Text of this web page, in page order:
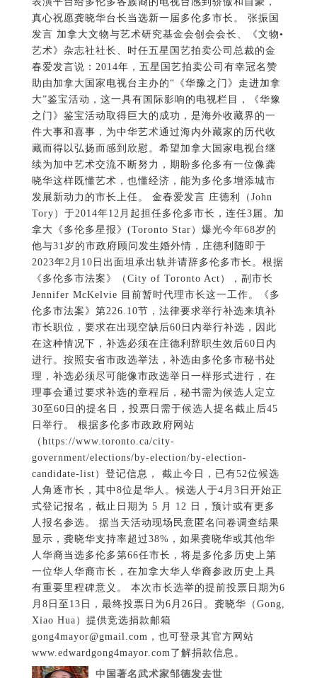
藏而得以弘扬而感到欣慰。希望加拿大国家电视台继
续为加中艺术交流不断努力，期盼多伦多有一位像龚
晓华这样既懂艺术，也懂经济，能为多伦多增添城市
发展新动力的市长上任。 金春爱发言 庄德利（John
Tory）于2014年12月起担任多伦多市长，连任3届。加
拿大《多伦多星报》(Toronto Star）爆光今年68岁的
他与31岁的市政府顾问发生婚外情，庄德利随即于
2023年2月10日出面坦承出轨并请辞多伦多市长。根据
《多伦多市法案》（City of Toronto Act），副市长
Jennifer McKelvie 目前暂时代理市长这一工作。《多
伦多市法案》第226.10节，法律要求举行补选来填补
市长职位，要求在出现空缺后60日内举行补选，因此
在这种情况下，补选必须在庄德利辞职生效后60日内
进行。按照安省市政选举法，补选由多伦多市秘书处
理，补选必须尽可能像市政选举日一样形式进行，在
理事会通过要求补选的章程后，秘书需为候选人定立
30至60日的提名日，投票日需于候选人提名截止后45
日举行。 根据多伦多市政政府网站
（https://www.toronto.ca/city-
government/elections/by-election/by-election-
candidate-list）登记信息， 截止今日，已有52位候选
人角逐市长，其中8位是华人。候选人于4月3日开始正
式登记报名，截止日期为 5 月 12 日，预计或有更多
人报名参选。 据当天活动现场民意匿名问卷调查结果
显示，龚晓华支持率超过38%，如果龚晓华或其他华
人华裔当选多伦多第66任市长，将是多伦多历史上第
一位华人华裔市长，在加拿大华人华裔参政历史上具
有重要里程碑意义。 本次市长选举的提前投票日期为6
月8日至13日，最终投票日为6月26日。龚晓华（Gong,
Xiao Hua）提供竞选捐款邮箱
gong4mayor@gmail.com，也可登录其官方网站
www.edwardgong4mayor.com了解捐款信息。
中国著名武术家邹德发去世
（《国家电视新闻网》2022年12月21日
成都消息）成都体育学院副教授、中国
峨眉派武术理论和实践集大成者邹德发因病于2022年
12月21日在成都去世，享年85岁。 邹德发1937年2月
出生于四川省自贡市，笔名周华、蜀珍。成都体育学
院武术教授，中国武术银龙八段，国家级武术裁判
员，曾任四川省武术协会和成都市武术协会副主席、